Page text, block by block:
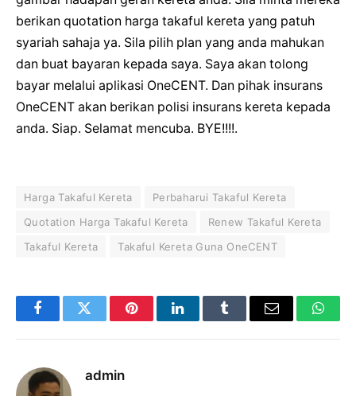
berikan quotation harga takaful kereta yang patuh
syariah sahaja ya. Sila pilih plan yang anda mahukan
dan buat bayaran kepada saya. Saya akan tolong
bayar melalui aplikasi OneCENT. Dan pihak insurans
OneCENT akan berikan polisi insurans kereta kepada
anda. Siap. Selamat mencuba. BYE!!!!.
Harga Takaful Kereta
Perbaharui Takaful Kereta
Quotation Harga Takaful Kereta
Renew Takaful Kereta
Takaful Kereta
Takaful Kereta Guna OneCENT
FacebookTwitter PinterestLinkedInTumblr Email
admin